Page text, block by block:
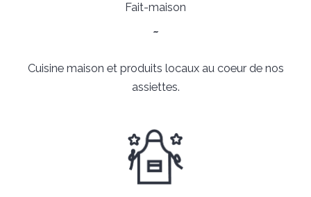
Fait-maison
~
Cuisine maison et produits locaux au coeur de nos
assiettes.